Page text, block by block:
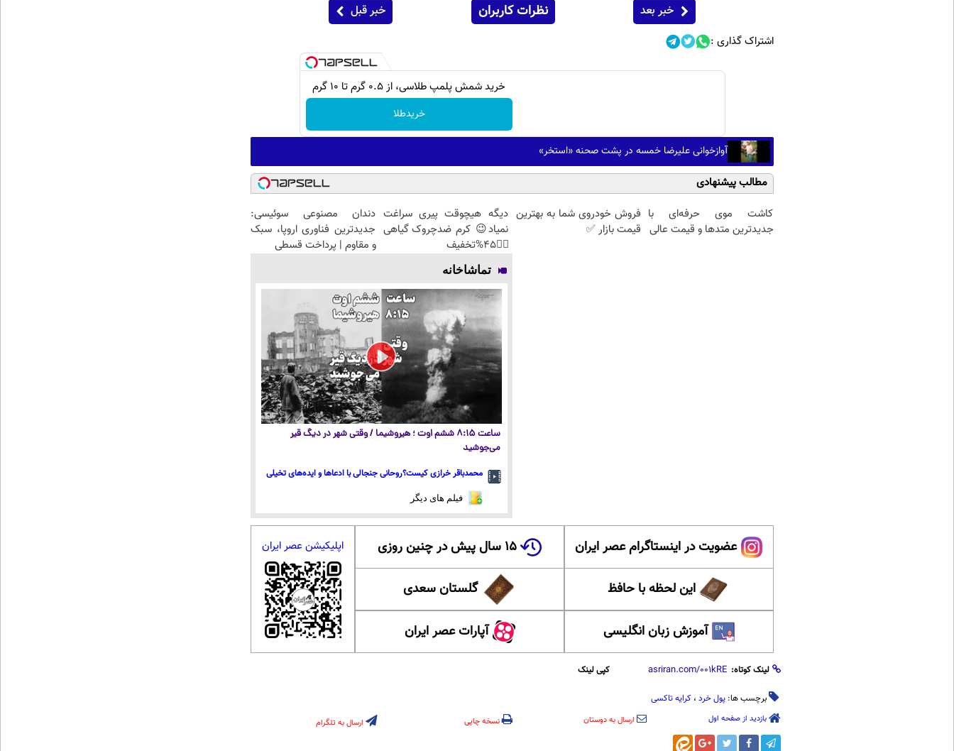
خبر بعد نظرات کاربران خبر قبل
اشتراک گذاری :
خرید شمش پلمپ طلاسی، از ۰.۵ گرم تا ۱۰ گرم
خریدطلا
آوازخوانی علیرضا خمسه در پشت صحنه «استخر»
مطالب پیشنهادی
کاشت موی حرفه‌ای با
جدیدترین متدها و قیمت عالی
فروش خودروی شما به بهترین
قیمت بازار ✅
دیگه هیچوقت پیری سراغت
نمیاد😉 کرم ضدچروک گیاهی
👈🏻45%تخفیف
دندان مصنوعی سوئیسی:
جدیدترین فناوری اروپا، سبک
و مقاوم | پرداخت قسطی
تماشاخانه
ساعت ۸:۱۵ ششم اوت ؛ هیروشیما / وقتی شهر در دیگ قیر
می‌جوشید
محمدباقر خرازی کیست؟روحانی جنجالی با ادعاها و ایده‌های تخیلی
فیلم های دیگر
عضویت در اینستاگرام عصر ایران ۱۵ سال پیش در چنین روزی
این لحظه با حافظ گلستان سعدی
آموزش زبان انگلیسی آپارات عصر ایران
اپلیکیشن عصر ایران
لینک کوتاه: کپی لینک
برچسب ها: پول خرد ، کرایه تاکسی
بازدید از صفحه اول ارسال به دوستان نسخه چاپی ارسال به تلگرام